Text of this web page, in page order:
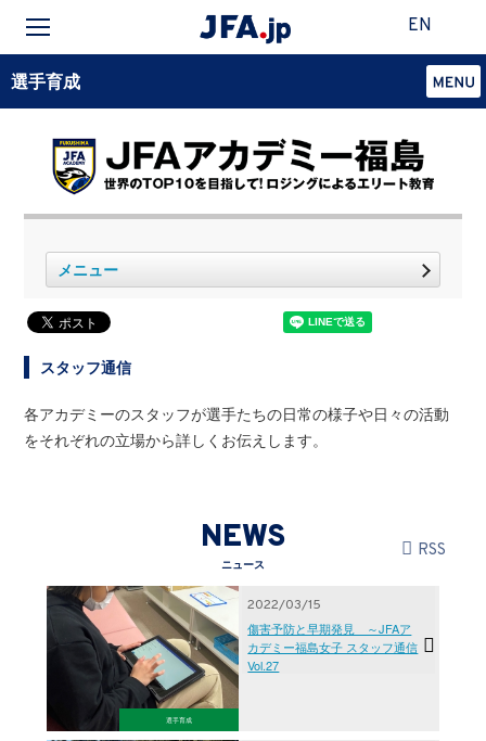
EN
選手育成
メニュー
スタッフ通信
各アカデミーのスタッフが選手たちの日常の様子や日々の活動
をそれぞれの立場から詳しくお伝えします。
NEWS
ニュース
RSS
選手育成
2022/03/15
傷害予防と早期発見 ～JFAア
カデミー福島女子 スタッフ通信
Vol.27